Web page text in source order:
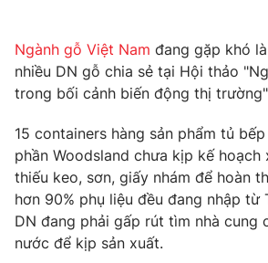
Câu chuyện quốc tế
Tài chính
Thị trường
Dữ liệu và đời sống
Phim VTV
Hậu trường
Nhân vật
Giải trí
Điện ảnh
Âm nhạc
Đời sống
Du lịch
Ngành gỗ Việt Nam đang gặp khó
nhiều DN gỗ chia sẻ tại Hội thảo
trong bối cảnh biến động thị
15 containers hàng sản phẩm tủ
phần Woodsland chưa kịp kế
thiếu keo, sơn, giấy nhám để hoàn
hơn 90% phụ liệu đều đang nhập từ
DN đang phải gấp rút tìm nhà cung
nước để kịp sản xuất.